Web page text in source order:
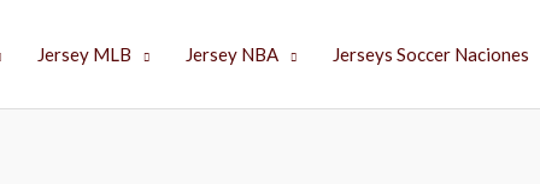
Jersey MLB Jersey NBA Jerseys Soccer Naciones